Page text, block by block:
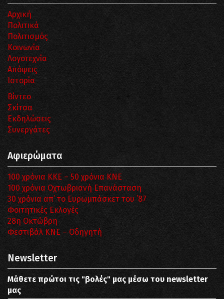
Αρχική
Πολιτικά
Πολιτισμός
Κοινωνία
Λογοτεχνία
Απόψεις
Ιστορία
Βίντεο
Σκίτσα
Εκδηλώσεις
Συνεργάτες
Αφιερώματα
100 χρόνια ΚΚΕ – 50 χρόνια ΚΝΕ
100 χρόνια Οχτωβριανή Επανάσταση
30 χρόνια απ’ το Ευρωμπάσκετ του ΄87
Φοιτητικές Εκλογές
28η Οκτώβρη
Φεστιβάλ ΚΝΕ – Οδηγητή
Newsletter
Μάθετε πρώτοι τις "βολές" μας μέσω του newsletter
μας